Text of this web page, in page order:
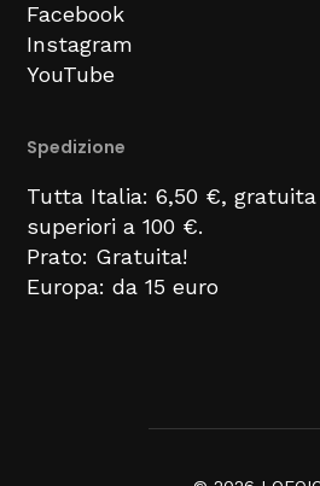
Facebook
Instagram
YouTube
Spedizione
Tutta Italia: 6,50 €,
superiori a 100 €.
Prato: Gratuita!
Europa: da 15 euro